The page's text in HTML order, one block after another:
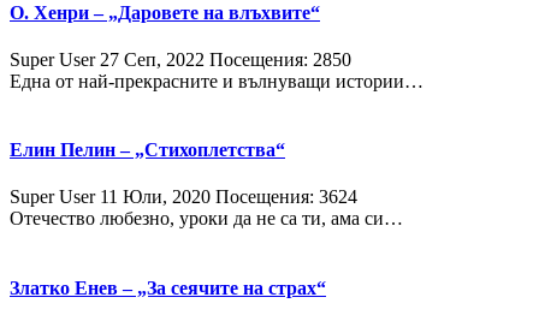
О. Хенри – „Даровете на влъхвите“
Super User 27 Сeп, 2022 Посещения: 2850
Една от най-прекрасните и вълнуващи истории…
Елин Пелин – „Стихоплетства“
Super User 11 Юли, 2020 Посещения: 3624
Отечество любезно, уроки да не са ти, ама си…
Златко Енев – „За сеячите на страх“